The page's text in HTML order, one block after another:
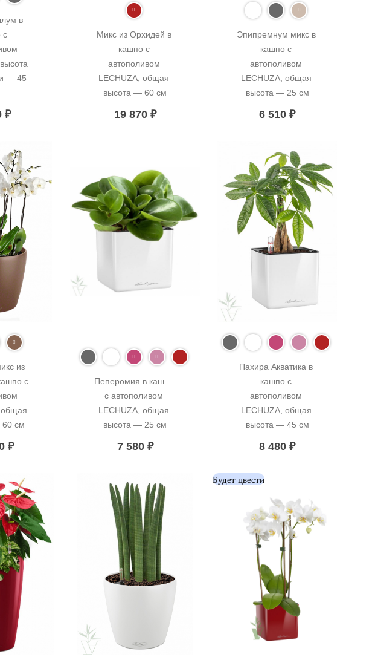
в
с
— 45
₽
Микс из Орхидей в
кашпо с
автополивом
LECHUZA, общая
высота — 60 см
19 870 ₽
Эпипремнум микс в
кашпо с
автополивом
LECHUZA, общая
высота — 25 см
6 510₽
из
с
общая
см
₽
Пеперомия в кашпо
с автополивом
LECHUZA, общая
высота — 25 см
7 580 ₽
Пахира Акватика в
кашпо с
автополивом
LECHUZA, общая
высота — 45 см
8 480₽
Будет цвести